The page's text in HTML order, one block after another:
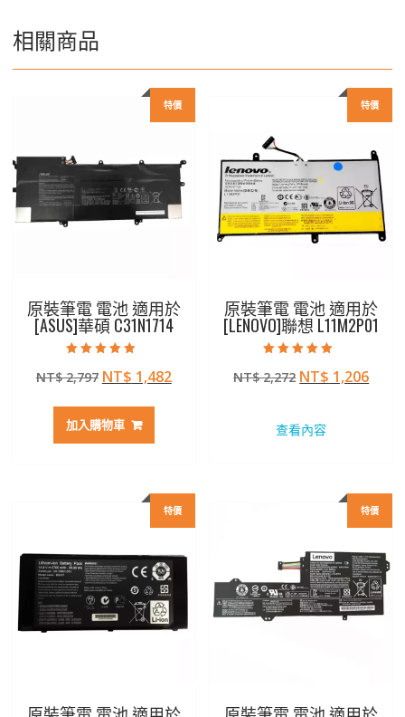
相關商品
特價
原裝筆電 電池 適用於
[ASUS]華碩 C31N1714
5.00
滿分 5
NT$2,797 原
價
格：
NT$ 1,482目
加入購物車
特價
原裝筆電 電池 適用於
[LENOVO]聯想 L11M2P01
5.00
滿分 5
NT$2,272 原
格：
NT$ 1,206目
查看內容
特價 特價